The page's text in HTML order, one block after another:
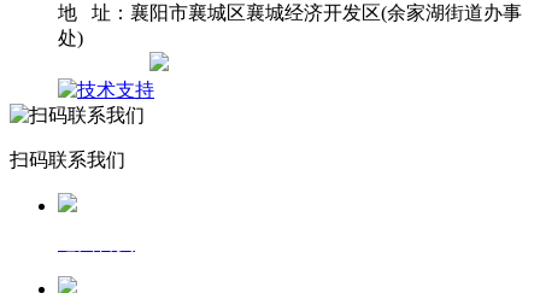
地 址：襄阳市襄城区襄城经济开发区(余家湖街道办事
处)
扫码联系我们